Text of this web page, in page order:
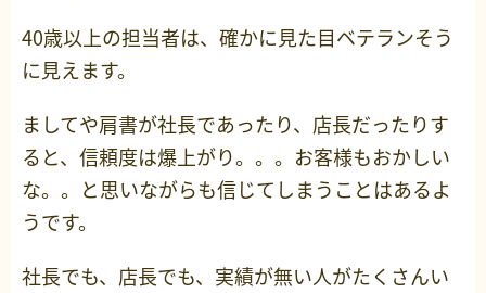
40歳以上の担当者は、確かに見た目ベテランそう
に見えます。
ましてや肩書が社長であったり、店長だったりす
ると、信頼度は爆上がり。。。お客様もおかしい
な。。と思いながらも信じてしまうことはあるよ
うです。
社長でも、店長でも、実績が無い人がたくさんい